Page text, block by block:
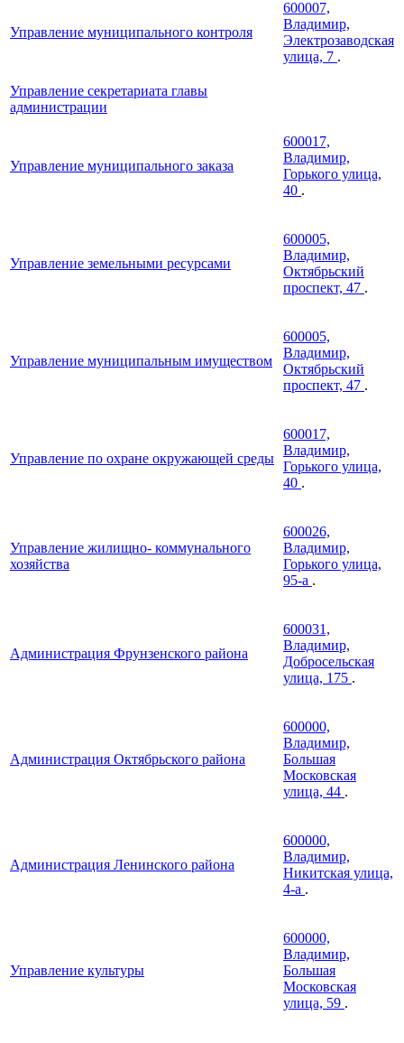
Управление муниципального контроля
600007,
Владимир,
Электрозаводская
улица, 7 .
Управление секретариата главы
администрации
Управление муниципального заказа
600017,
Владимир,
Горького улица,
40 .
Управление земельными ресурсами
600005,
Владимир,
Октябрьский
проспект, 47 .
Управление муниципальным имуществом
600005,
Владимир,
Октябрьский
проспект, 47 .
Управление по охране окружающей среды
600017,
Владимир,
Горького улица,
40 .
Управление жилищно- коммунального
хозяйства
600026,
Владимир,
Горького улица,
95-а .
Администрация Фрунзенского района
600031,
Владимир,
Добросельская
улица, 175 .
Администрация Октябрьского района
600000,
Владимир,
Большая
Московская
улица, 44 .
Администрация Ленинского района
600000,
Владимир,
Никитская улица,
4-а .
Управление культуры
600000,
Владимир,
Большая
Московская
улица, 59 .